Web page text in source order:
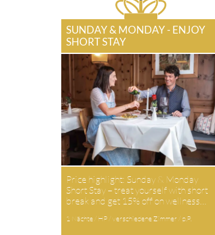
SUNDAY & MONDAY - ENJOY
SHORT STAY
Price highlight: Sunday & Monday
Short Stay – treat yourself with short
break and get 15% off on wellness…
1 Nächte / HP / verschiedene Zimmer / p.P.